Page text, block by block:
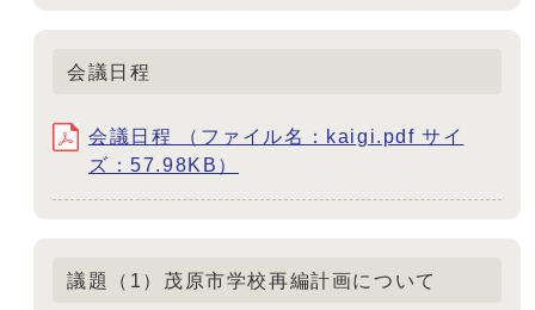
会議日程
会議日程 （ファイル名：kaigi.pdf サイ
ズ：57.98KB）
議題（1）茂原市学校再編計画について